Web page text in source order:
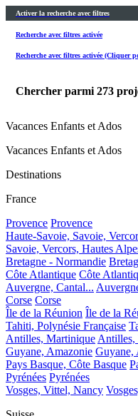
Activer la recherche avec filtres
Recherche avec filtres activée
Recherche avec filtres activée (Cliquer
Chercher parmi 273
Vacances Enfants et Ados
Vacances Enfants et Ados
Destinations
France
Provence Provence
Haute-Savoie, Savoie,
Savoie, Vercors, Hautes
Bretagne - Normandie
Côte Atlantique Côte
Auvergne, Cantal...
Corse Corse
Île de la Réunion Île de la
Tahiti, Polynésie Française
Antilles, MartiniqueAntilles,
Guyane, Amazonie Guyane,
Pays Basque, Côte Basque
Pyrénées Pyrénées
Vosges, Vittel, Nancy